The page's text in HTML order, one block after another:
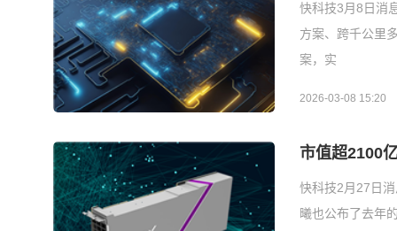
快科技3月8日消
方案、跨千公里
案，实
2026-03-08 15:20
市值超2100
快科技2月27日
曦也公布了去年